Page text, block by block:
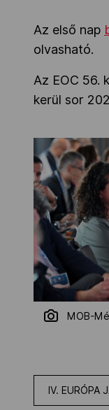
Az első nap
olvasható.
Az EOC 56.
kerül sor
MOB-
IV. EURÓPA